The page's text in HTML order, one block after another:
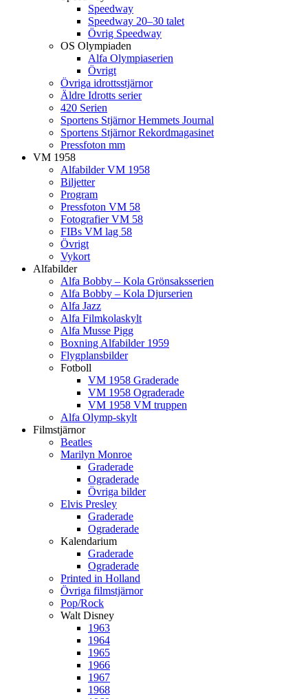
Speedway
Speedway 20–30 talet
Övrig Speedway
OS Olympiaden
Alfa Olympiaserien
Övrigt
Övriga idrottsstjärnor
Äldre Idrotts serier
420 Serien
Sportens Stjärnor Hemmets Journal
Sportens Stjärnor Rekordmagasinet
Pressfoton mm
VM 1958
Alfabilder VM 1958
Biljetter
Program
Pressfoton VM 58
Fotografier VM 58
FIBs VM lag 58
Övrigt
Vykort
Alfabilder
Alfa Bobby – Kola Grönsaksserien
Alfa Bobby – Kola Djurserien
Alfa Jazz
Alfa Filmkolaskylt
Alfa Musse Pigg
Boxning Alfabilder 1959
Flygplansbilder
Fotboll
VM 1958 Graderade
VM 1958 Ograderade
VM 1958 VM truppen
Alfa Olymp-skylt
Filmstjärnor
Beatles
Marilyn Monroe
Graderade
Ograderade
Övriga bilder
Elvis Presley
Graderade
Ograderade
Kalendarium
Graderade
Ograderade
Printed in Holland
Övriga filmstjärnor
Pop/Rock
Walt Disney
1963
1964
1965
1966
1967
1968